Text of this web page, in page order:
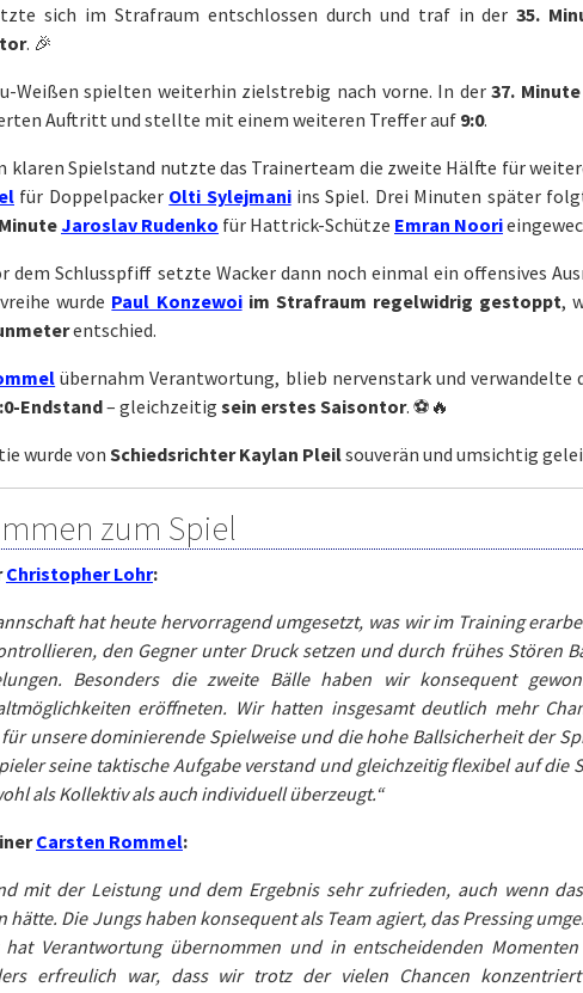
sich im Strafraum entschlossen durch und traf in der35.
. 🎉
Weißen spielten weiterhin zielstrebig nach vorne. In der37. Minute
Auftritt und stellte mit einem weiteren Treffer auf 9:0.
klaren Spielstand nutzte das Trainerteam die zweite Hälfte für
für Doppelpacker Olti Sylejmaniins Spiel. Drei Minuten später
Jaroslav Rudenko für Hattrick-Schütze Emran Noori
dem Schlusspfiff setzte Wacker dann noch einmal ein offensives
wurde Paul Konzewoiim Strafraum regelwidrig gestoppt,
entschied.
übernahm Verantwortung, blieb nervenstark und verwandelte
Endstand– gleichzeitig sein erstes Saisontor. ⚽🔥
wurde vonSchiedsrichter Kaylan Pleilsouverän und umsichtig
zum Spiel
Christopher Lohr:
hat heute hervorragend umgesetzt, was wir im Training
den Gegner unter Druck setzen und durch frühes Stören
Besonders die zweite Bälle haben wir konsequent
eröffneten. Wir hatten insgesamt deutlich mehr
unsere dominierende Spielweise und die hohe Ballsicherheit der
seine taktische Aufgabe verstand und gleichzeitig flexibel auf die
als Kollektiv als auch individuell überzeugt.“
Carsten Rommel:
mit der Leistung und dem Ergebnis sehr zufrieden, auch wenn
hätte. Die Jungs haben konsequent als Team agiert, das Pressing
hat Verantwortung übernommen und in entscheidenden
erfreulich war, dass wir trotz der vielen Chancen